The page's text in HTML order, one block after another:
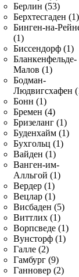
Берлин (53)
Берхтесгаден (1)
Бинген-на-
(1)
Биссендорф (1)
Бланкенфельде-
Малов (1)
Бодман-
Людвигсхафен
Бонн (1)
Бремен (4)
Бризеланг (1)
Буденхайм (1)
Бухгольц (1)
Вайден (1)
Ванген-им-
Алльгой (1)
Вердер (1)
Вецлар (1)
Висбаден (5)
Виттлих (1)
Ворпсведе (1)
Вунсторф (1)
Галле (2)
Гамбург (9)
Ганновер (2)